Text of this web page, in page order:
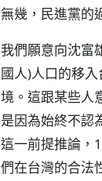
無幾，民進黨的
我們願意向沈富
國人)人口的移
境。這跟某些人
是因為始終不認
這一前提推論，
們在台灣的合法